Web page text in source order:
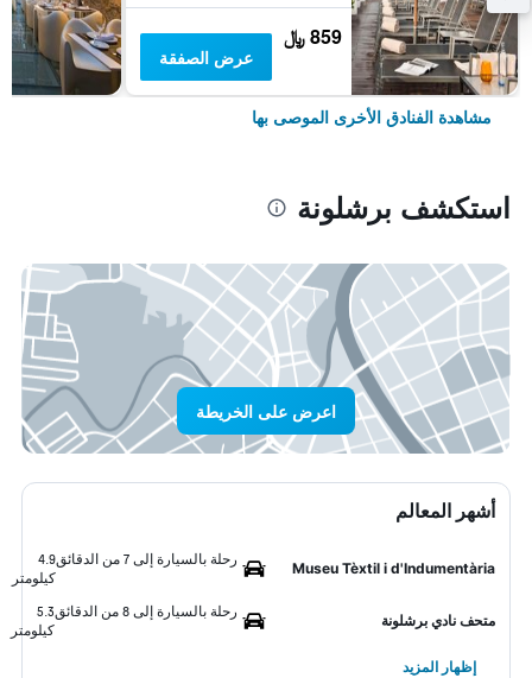
859 ﷼
عرض الصفقة
مشاهدة الفنادق الأخرى الموصى بها
استكشف برشلونة
اعرض على الخريطة
أشهر المعالم
Museu Tèxtil i d'Indumentària
رحلة بالسيارة إلى 7 من الدقائق
4.9
كيلومتر
متحف نادي برشلونة
رحلة بالسيارة إلى 8 من الدقائق
5.3
كيلومتر
إظهار المزيد